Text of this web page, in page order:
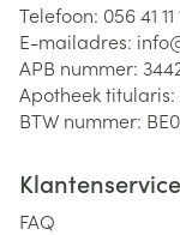
Telefoon: 056 41 11
E-mailadres:
APB nummer:
Apotheek titularis:
BTW nummer:
Klantenservice
FAQ